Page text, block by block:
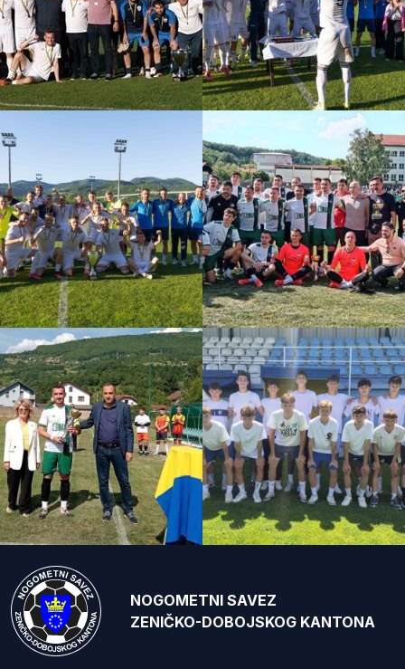
NOGOMETNI SAVEZ
ZENIČKO-DOBOJSKOG KANTONA